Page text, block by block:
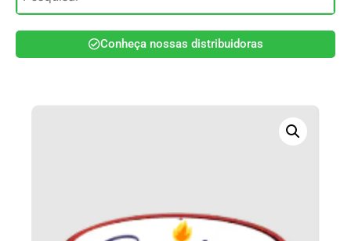
Conheça nossas distribuidoras